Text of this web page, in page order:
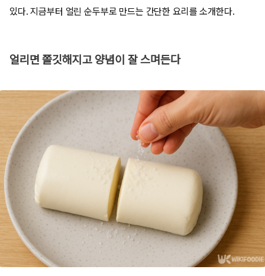
있다. 지금부터 얼린 순두부로 만드는 간단한 요리를 소개한다.
얼리면 쫄깃해지고 양념이 잘 스며든다